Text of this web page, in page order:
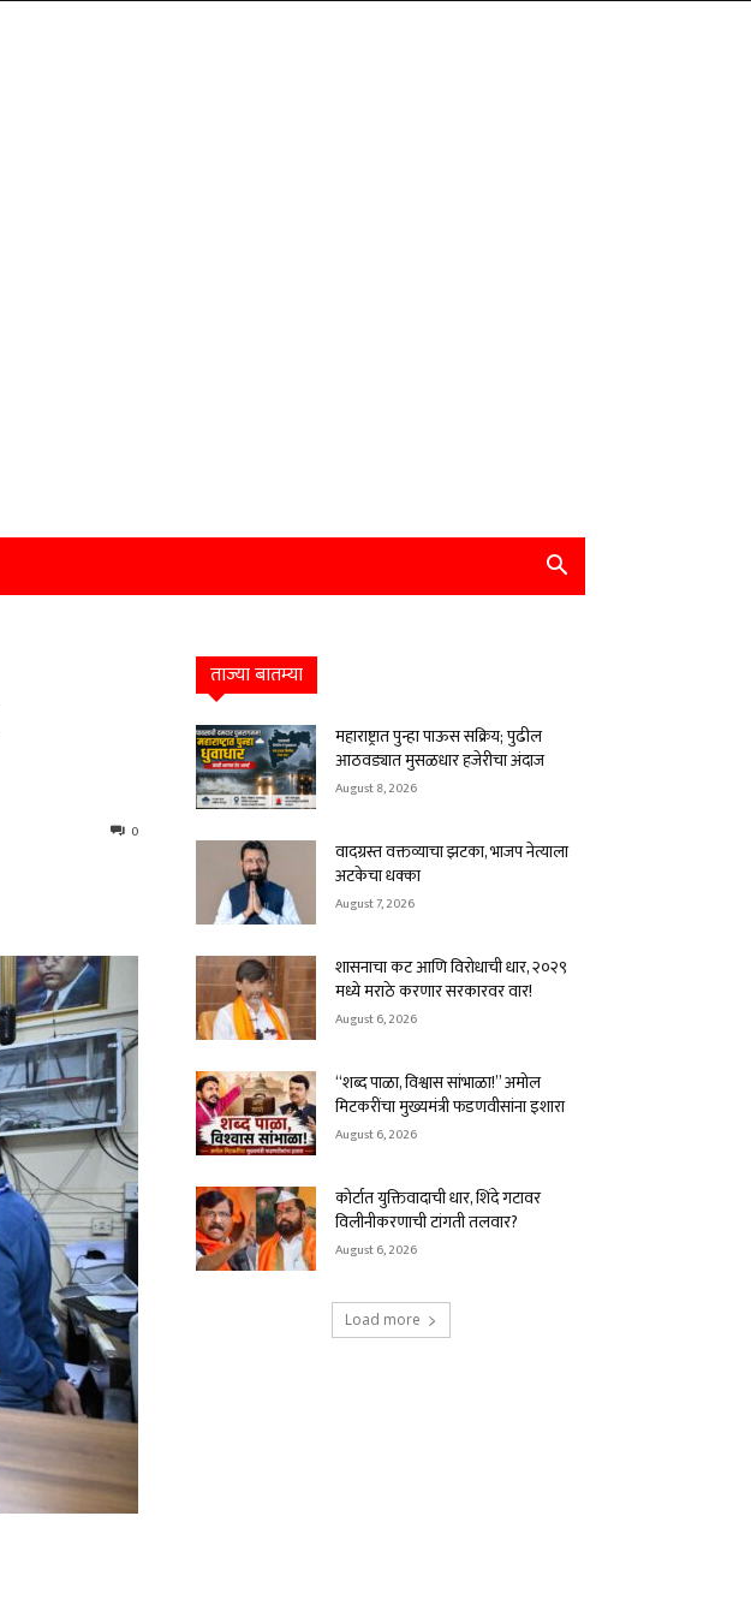
0
ताज्या बातम्या
महाराष्ट्रात पुन्हा पाऊस सक्रिय; पुढील
आठवड्यात मुसळधार हजेरीचा अंदाज
August 8, 2026
वादग्रस्त वक्तव्याचा झटका, भाजप नेत्याला
अटकेचा धक्का
August 7, 2026
शासनाचा कट आणि विरोधाची धार, २०२९
मध्ये मराठे करणार सरकारवर वार!
August 6, 2026
“शब्द पाळा, विश्वास सांभाळा!” अमोल
मिटकरींचा मुख्यमंत्री फडणवीसांना इशारा
August 6, 2026
कोर्टात युक्तिवादाची धार, शिंदे गटावर
विलीनीकरणाची टांगती तलवार?
August 6, 2026
Load more